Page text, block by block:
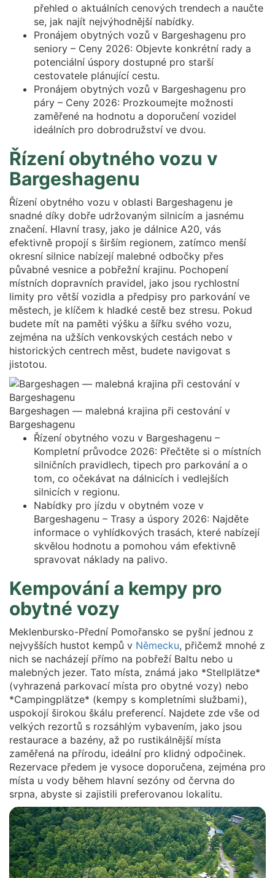
přehled o aktuálních cenových trendech a naučte
se, jak najít nejvýhodnější nabídky.
Pronájem obytných vozů v Bargeshagenu pro
seniory – Ceny 2026: Objevte konkrétní rady a
potenciální úspory dostupné pro starší
cestovatele plánující cestu.
Pronájem obytných vozů v Bargeshagenu pro
páry – Ceny 2026: Prozkoumejte možnosti
zaměřené na hodnotu a doporučení vozidel
ideálních pro dobrodružství ve dvou.
Řízení obytného vozu v
Bargeshagenu
Řízení obytného vozu v oblasti Bargeshagenu je
snadné díky dobře udržovaným silnicím a jasnému
značení. Hlavní trasy, jako je dálnice A20, vás
efektivně propojí s širším regionem, zatímco menší
okresní silnice nabízejí malebné odbočky přes
půvabné vesnice a pobřežní krajinu. Pochopení
místních dopravních pravidel, jako jsou rychlostní
limity pro větší vozidla a předpisy pro parkování ve
městech, je klíčem k hladké cestě bez stresu. Pokud
budete mít na paměti výšku a šířku svého vozu,
zejména na užších venkovských cestách nebo v
historických centrech měst, budete navigovat s
jistotou.
Bargeshagen — malebná krajina při cestování v
Bargeshagenu
Řízení obytného vozu v Bargeshagenu –
Kompletní průvodce 2026: Přečtěte si o místních
silničních pravidlech, tipech pro parkování a o
tom, co očekávat na dálnicích i vedlejších
silnicích v regionu.
Nabídky pro jízdu v obytném voze v
Bargeshagenu – Trasy a úspory 2026: Najděte
informace o vyhlídkových trasách, které nabízejí
skvělou hodnotu a pomohou vám efektivně
spravovat náklady na palivo.
Kempování a kempy pro
obytné vozy
Meklenbursko-Přední Pomořansko se pyšní jednou z
nejvyšších hustot kempů v Německu, přičemž mnohé z
nich se nacházejí přímo na pobřeží Baltu nebo u
malebných jezer. Tato místa, známá jako *Stellplätze*
(vyhrazená parkovací místa pro obytné vozy) nebo
*Campingplätze* (kempy s kompletními službami),
uspokojí širokou škálu preferencí. Najdete zde vše od
velkých rezortů s rozsáhlým vybavením, jako jsou
restaurace a bazény, až po rustikálnější místa
zaměřená na přírodu, ideální pro klidný odpočinek.
Rezervace předem je vysoce doporučena, zejména pro
místa u vody během hlavní sezóny od června do
srpna, abyste si zajistili preferovanou lokalitu.